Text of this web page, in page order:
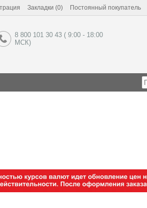
Закладки (0) Постоянный покупатель
8 800 101 30 43 ( 9:00 - 18:00
МСК)